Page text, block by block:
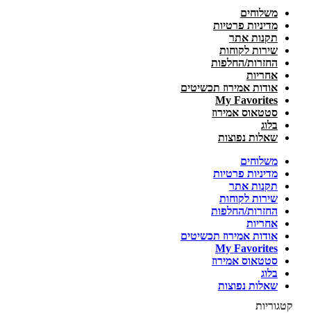
משלוחים
מדיניות פרטיות
תקנות אתר
שירות לקוחות
החזרות/החלפות
אחריות
אודות אמירוז תכשיטים
My Favorites
סטטאוס אמירוז
בלוג
שאלות נפוצות
משלוחים
מדיניות פרטיות
תקנות אתר
שירות לקוחות
החזרות/החלפות
אחריות
אודות אמירוז תכשיטים
My Favorites
סטטאוס אמירוז
בלוג
שאלות נפוצות
קטגוריות